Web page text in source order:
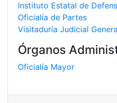
Instituto Estatal de
Oficialía de Partes
Visitaduría Judicial
Órganos
Oficialía Mayor